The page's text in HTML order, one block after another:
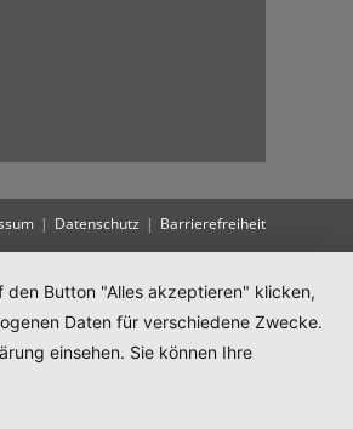
Datenschutz Barrierefreiheit
Button "Alles akzeptieren" klicken,
Daten für verschiedene Zwecke.
einsehen. Sie können Ihre